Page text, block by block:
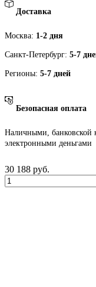
Доставка
Москва: 1-2 дня
Санкт-Петербург: 5-7
Регионы: 5-7 дней
Безопасная оплата
Наличными, банковской
электронными деньгами
30 188 руб.